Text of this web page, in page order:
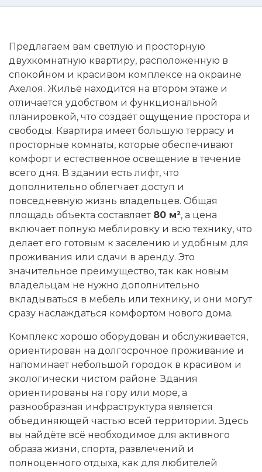
Предлагаем вам светлую и просторную
двухкомнатную квартиру, расположенную в
спокойном и красивом комплексе на окраине
Ахелоя. Жильё находится на втором этаже и
отличается удобством и функциональной
планировкой, что создаёт ощущение простора и
свободы. Квартира имеет большую террасу и
просторные комнаты, которые обеспечивают
комфорт и естественное освещение в течение
всего дня. В здании есть лифт, что
дополнительно облегчает доступ и
повседневную жизнь владельцев. Общая
площадь объекта составляет 80 м², а цена
включает полную меблировку и всю технику, что
делает его готовым к заселению и удобным для
проживания или сдачи в аренду. Это
значительное преимущество, так как новым
владельцам не нужно дополнительно
вкладываться в мебель или технику, и они могут
сразу наслаждаться комфортом нового дома.
Комплекс хорошо оборудован и обслуживается,
ориентирован на долгосрочное проживание и
напоминает небольшой городок в красивом и
экологически чистом районе. Здания
ориентированы на гору или море, а
разнообразная инфраструктура является
объединяющей частью всей территории. Здесь
вы найдёте всё необходимое для активного
образа жизни, спорта, развлечений и
полноценного отдыха, как для любителей